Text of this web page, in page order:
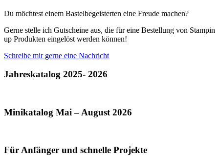
Du möchtest einem Bastelbegeisterten eine Freude machen?
Gerne stelle ich Gutscheine aus, die für eine Bestellung von Stampin
up Produkten eingelöst werden können!
Schreibe mir gerne eine Nachricht
Jahreskatalog 2025- 2026
Minikatalog Mai – August 2026
Für Anfänger und schnelle Projekte